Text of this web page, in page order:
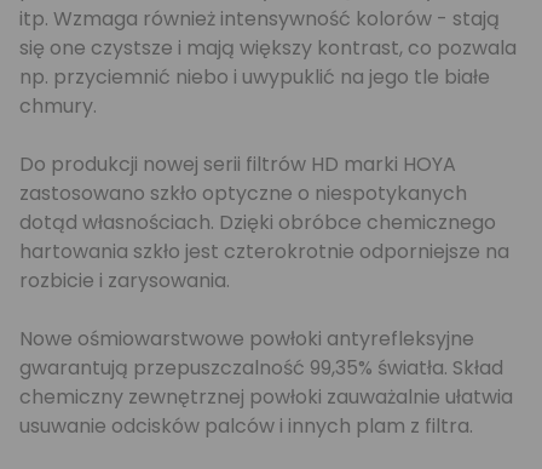
itp. Wzmaga również intensywność kolorów - stają
się one czystsze i mają większy kontrast, co pozwala
np. przyciemnić niebo i uwypuklić na jego tle białe
chmury.
Do produkcji nowej serii filtrów HD marki HOYA
zastosowano szkło optyczne o niespotykanych
dotąd własnościach. Dzięki obróbce chemicznego
hartowania szkło jest czterokrotnie odporniejsze na
rozbicie i zarysowania.
Nowe ośmiowarstwowe powłoki antyrefleksyjne
gwarantują przepuszczalność 99,35% światła. Skład
chemiczny zewnętrznej powłoki zauważalnie ułatwia
usuwanie odcisków palców i innych plam z filtra.